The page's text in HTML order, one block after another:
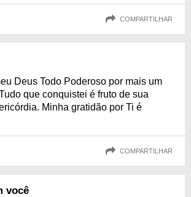
COMPARTILHAR
Deus Todo Poderoso por mais um
que conquistei é fruto de sua
Minha gratidão por Ti é
COMPARTILHAR
você